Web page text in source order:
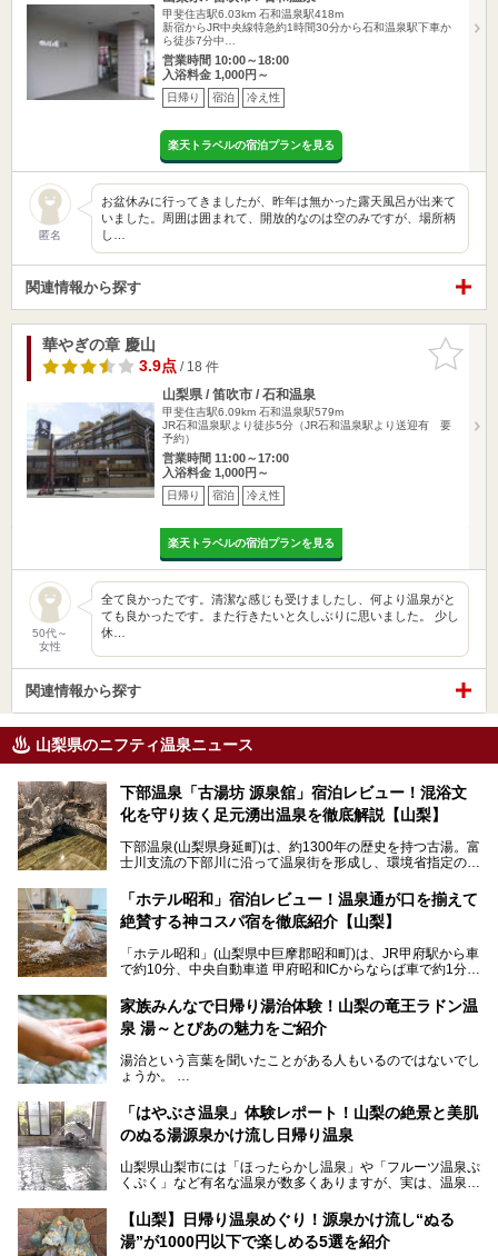
甲斐住吉駅6.03km 石和温泉駅418m
新宿からJR中央線特急約1時間30分から石和温泉駅下車か
ら徒歩7分中…
営業時間 10:00～18:00
入浴料金 1,000円～
日帰り 宿泊 冷え性
楽天トラベルの宿泊プランを見る
匿名
お盆休みに行ってきましたが、昨年は無かった露天風呂が出来て
いました。周囲は囲まれて、開放的なのは空のみですが、場所柄
し…
関連情報から探す
お気に入
りに追加
華やぎの章 慶山
3.9点/ 18 件
山梨県 / 笛吹市 / 石和温泉
甲斐住吉駅6.09km 石和温泉駅579m
JR石和温泉駅より徒歩5分（JR石和温泉駅より送迎有 要
予約）
営業時間 11:00～17:00
入浴料金 1,000円～
日帰り 宿泊 冷え性
楽天トラベルの宿泊プランを見る
50代～
女性
全て良かったです。清潔な感じも受けましたし、何より温泉がと
ても良かったです。また行きたいと久しぶりに思いました。 少し
休…
関連情報から探す
山梨県のニフティ温泉ニュース
下部温泉「古湯坊 源泉舘」宿泊レビュー！混浴文
化を守り抜く足元湧出温泉を徹底解説【山梨】
下部温泉(山梨県身延町)は、約1300年の歴史を持つ古湯。富
士川支流の下部川に沿って温泉街を形成し、環境省指定の国
中でも「古湯坊 源泉舘」は、戦国時代に武田信玄公も療養
したと伝えられる名湯の宿。最大の特徴は、令和の現代にお
いても混浴文化が守られ、老若男女の分け隔て一切無く温泉
向にありますが、「古湯坊 源泉舘」では本来あるべき混浴
の姿が保たれている点に注目すべきでしょう。
今回は足元湧出の混浴温泉である「かくし湯大岩風呂」をは
じめ、湯治棟である「別館神泉」を中心に「古湯坊 源泉
舘」の全貌を徹底紹介します。
「ホテル昭和」宿泊レビュー！温泉通が口を揃えて
絶賛する神コスパ宿を徹底紹介【山梨】
「ホテル昭和」(山梨県中巨摩郡昭和町)は、JR甲府駅から車
で約10分、中央自動車道 甲府昭和ICからならば車で約1分の
から、一人泊でも6,000円台から宿泊可能です。
しかし、最大の魅力は“温泉そのもの”でしょう。自家源泉を
統の単純温泉は、入浴すると実にサッパリ爽快。日帰り入浴
不可なこともあり、全国の温泉ファンがこの温泉を求めて
では循環濾過の沸かし湯が一般的ですが、ここは本物の極上
温泉。まさに価格破壊と言えるクオリティです。
室や無料朝食などをご紹介。温泉通が口を揃えて絶賛する神
コスパ宿の全貌を徹底解説します！
家族みんなで日帰り湯治体験！山梨の竜王ラドン温
泉 湯～とぴあの魅力をご紹介
湯治という言葉を聞いたことがある人もいるのではないでし
ょうか。
なかなか体験できない、湯治体験が日帰りでできる温浴施設
が山梨にあります。
ぴあ」の魅力をご紹介します。
提供元：株式会社湯ーとぴあ【PR】
この記事は株式会社湯ーとぴあのPRレポート記事です。
「はやぶさ温泉」体験レポート！山梨の絶景と美肌
のぬる湯源泉かけ流し日帰り温泉
山梨県山梨市には「ほったらかし温泉」や「フルーツ温泉ぷ
くぷく」など有名な温泉が数多くありますが、実は、温泉マ
です。今回紹介する「はやぶさ温泉」も、そのひとつ。温泉
はもちろん、絶景や地元食材を活かしたグルメも堪能できま
す。
【山梨】日帰り温泉めぐり！源泉かけ流し“ぬる
湯”が1000円以下で楽しめる5選を紹介